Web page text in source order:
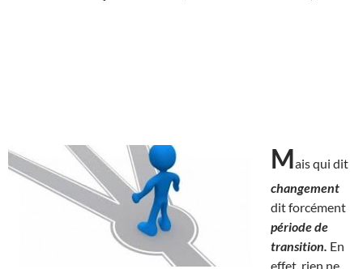
Mais qui dit
changement
dit forcément
période de
transition. En
effet, rien ne